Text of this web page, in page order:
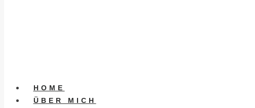
HOME
ÜBER MICH